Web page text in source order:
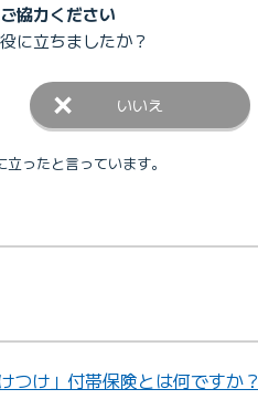
協力ください
役に立ちましたか？
いいえ
ったと言っています。
つけ」付帯保険とは何ですか？